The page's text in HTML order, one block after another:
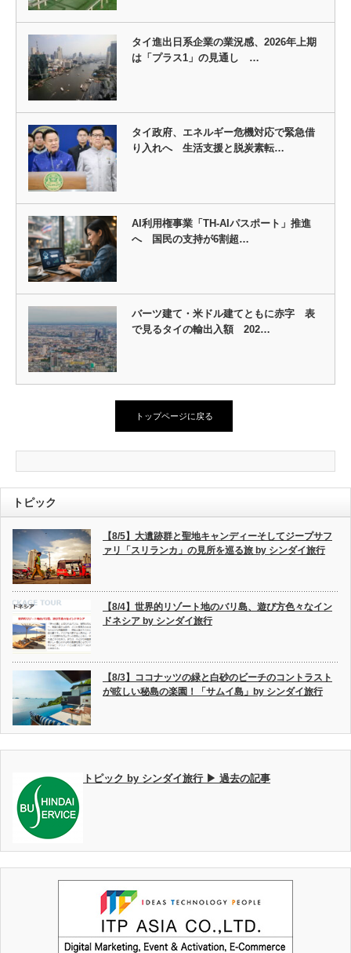
タイ進出日系企業の業況感、2026年上期
は「プラス1」の見通し …
タイ政府、エネルギー危機対応で緊急借
り入れへ 生活支援と脱炭素転…
AI利用権事業「TH‑AIパスポート」推進
へ 国民の支持が6割超…
バーツ建て・米ドル建てともに赤字 表
で見るタイの輸出入額 202…
トップページに戻る
トピック
【8/5】大遺跡群と聖地キャンディーそしてジープサフ
ァリ「スリランカ」の見所を巡る旅 by シンダイ旅行
【8/4】世界的リゾート地のバリ島、遊び方色々なイン
ドネシア by シンダイ旅行
【8/3】ココナッツの緑と白砂のビーチのコントラスト
が眩しい秘島の楽園！「サムイ島」by シンダイ旅行
トピック by シンダイ旅行 ▶ 過去の記事